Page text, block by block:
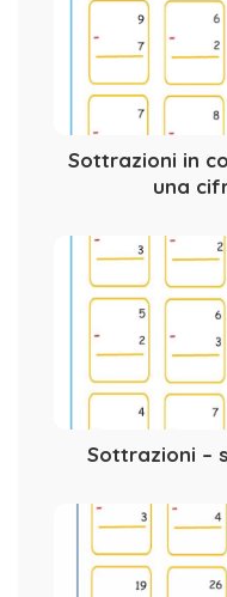
Sottrazioni in
una
Sottrazioni –